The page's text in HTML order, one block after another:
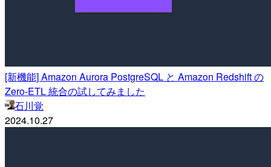
[新機能] Amazon Aurora PostgreSQL と Amazon Redshift の
Zero-ETL 統合の試してみました
石川覚
2024.10.27